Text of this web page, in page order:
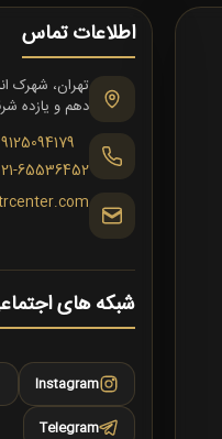
اطلاعات تماس
دهم و یازده
65536452
شبکه های
Instagram
Telegram